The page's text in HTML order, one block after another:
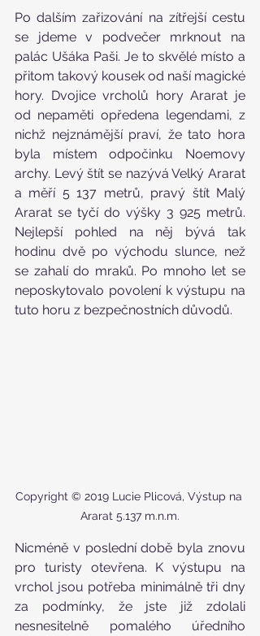
Po dalším zařizování na zítřejší cestu
se jdeme v podvečer mrknout na
palác Ušáka Paši. Je to skvělé místo a
přitom takový kousek od naší magické
hory. Dvojice vrcholů hory Ararat je
od nepaměti opředena legendami, z
nichž nejznámější praví, že tato hora
byla místem odpočinku Noemovy
archy. Levý štít se nazývá Velký Ararat
a měří 5 137 metrů, pravý štít Malý
Ararat se tyčí do výšky 3 925 metrů.
Nejlepší pohled na něj bývá tak
hodinu dvě po východu slunce, než
se zahalí do mraků. Po mnoho let se
neposkytovalo povolení k výstupu na
tuto horu z bezpečnostních důvodů.
Copyright © 2019 Lucie Plicová, Výstup na
Ararat 5.137 m.n.m.
Nicméně v poslední době byla znovu
pro turisty otevřena. K výstupu na
vrchol jsou potřeba minimálně tři dny
za podmínky, že jste již zdolali
nesnesitelně pomalého úředního